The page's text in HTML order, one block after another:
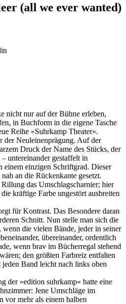
(all we ever wanted)
nicht nur auf der Bühne erleben,
in Buchform in die eigene Tasche
Reihe »Suhrkamp Theater«.
der Neuleinenprägung. Auf der
Druck der Name des Stücks, der
untereinander gestaffelt in
einem einzigen Schriftgrad. Dieser
an die Rückenkante gesetzt.
das Umschlagscharnier; hier
kräftige Farbe ungestört ausbreiten
für Kontrast. Das Besondere daran
Schnitt. Nun stelle man sich die
die vielen Bände, jeder in seiner
übereinander, ordentlich
wenn brav im Bücherregal stehend
den größten Farbreiz entfalten
Band leicht nach links oben
der »edition suhrkamp« hatte eine
Jene Umschläge im
vor mehr als einem halben